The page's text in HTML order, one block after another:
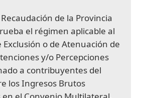
de la Provincia
el régimen aplicable al
Exclusión o de Atenuación de
y/o Percepciones
a contribuyentes del
los Ingresos Brutos